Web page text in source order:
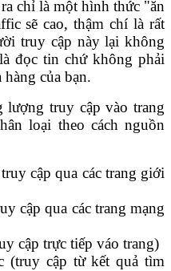
chỉ là một hình thức "ăn
sẽ cao, thậm chí là rất
truy cập này lại không
đọc tin chứ không phải
của bạn.
truy cập vào trang
loại theo cách nguồn
cập qua các trang giới
cập qua các trang mạng
cập trực tiếp váo trang)
(truy cập từ kết quả tìm